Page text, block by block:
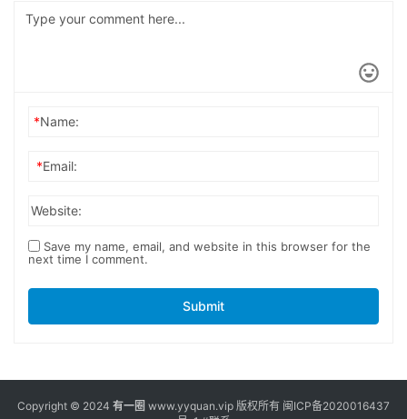
*Name:
*Email:
Website:
Save my name, email, and website in this browser for the
next time I comment.
Submit
Copyright © 2024 有一圈 www.yyquan.vip 版权所有 闽ICP备2020016437